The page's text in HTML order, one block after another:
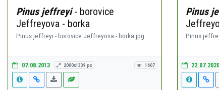
Pinus jeffreyi- borovice
Jeffreyova - borka
Pinus jeffreyi - borovice Jeffreyova - borka.jpg
07.08.2013 2000x1339 px 1607
Pinus
Pinus
22.07.2020